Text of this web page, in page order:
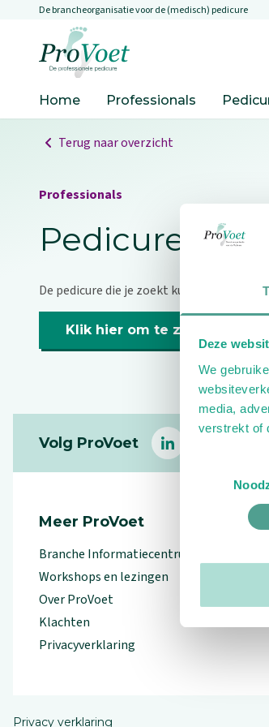
Deze
We
media,
verstrekt of
Overslaan en naar de inhoud gaan
De brancheorganisatie voor de (medisch) pedicure
Home Professionals
Terug naar overzicht
Professionals
Pedicure niet
De pedicure die je zoekt kunnen we niet
Klik hier om te zoeken naar
Volg ProVoet
linkedin
Meer ProVoet
Branche Informatiecentrum
Workshops en lezingen
Over ProVoet
Klachten
Privacyverklaring
Privacy verklaring